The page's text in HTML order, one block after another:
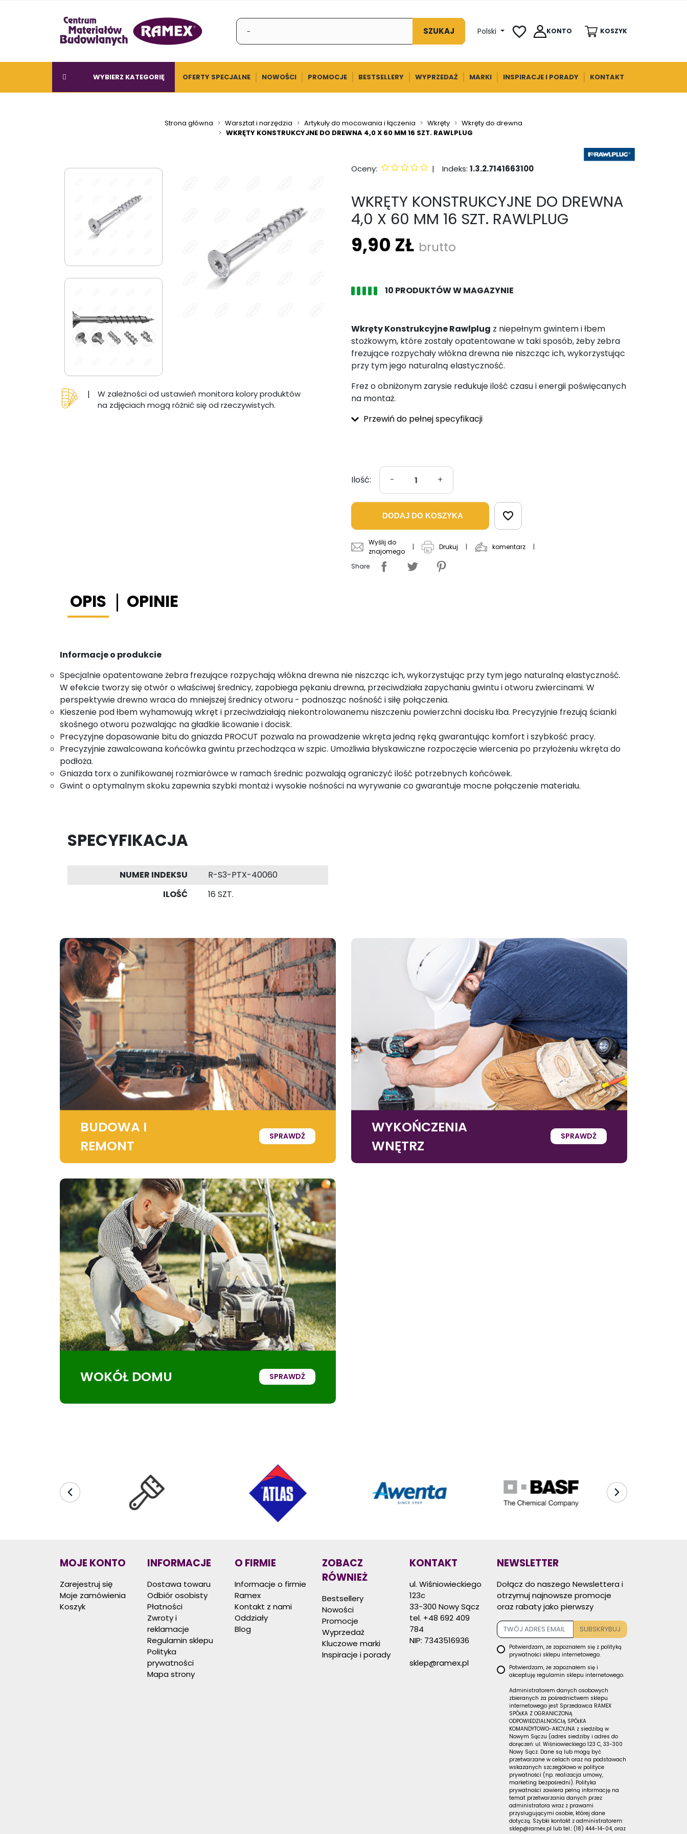
SZUKAJ Polski favorite_border KONTO KOSZYK
WYBIERZ KATEGORIĘ OFERTY SPECJALNE NOWOŚCI PROMOCJE BESTSELLERY WYPRZEDAŻ MARKI INSPIRACJE I PORADY KONTAKT
Strona główna Warsztat i narzędzia Artykuły do mocowania i łączenia Wkręty
Wkręty do drewna
WKRĘTY KONSTRUKCYJNE DO DREWNA 4,0 X 60 MM 16 SZT. RAWLPLUG
|
W zależności od ustawień monitora kolory produktów
na zdjęciach mogą różnić się od rzeczywistych.
Oceny: | Indeks: 1.3.2.7141663100
WKRĘTY KONSTRUKCYJNE DO DREWNA
4,0 X 60 MM 16 SZT. RAWLPLUG
9,90 ZŁ brutto
10 PRODUKTÓW W MAGAZYNIE
Wkręty Konstrukcyjne Rawlplug z niepełnym gwintem i łbem
stożkowym, które zostały opatentowane w taki sposób, żeby żebra
frezujące rozpychały włókna drewna nie niszcząc ich, wykorzystując
przy tym jego naturalną elastyczność.
Frez o obniżonym zarysie redukuje ilość czasu i energii poświęcanych
na montaż.
Przewiń do pełnej specyfikacji
Ilość: - +
DODAJ DO KOSZYKA favorite_border
Wyślij do
znajomego
| Drukuj | komentarz |
Share
OPIS OPINIE
Informacje o produkcie
Specjalnie opatentowane żebra frezujące rozpychają włókna drewna nie niszcząc ich, wykorzystując przy tym jego naturalną elastyczność.
W efekcie tworzy się otwór o właściwej średnicy, zapobiega pękaniu drewna, przeciwdziała zapychaniu gwintu i otworu zwiercinami. W
perspektywie drewno wraca do mniejszej średnicy otworu - podnosząc nośność i siłę połączenia.
Kieszenie pod łbem wyhamowują wkręt i przeciwdziałają niekontrolowanemu niszczeniu powierzchni docisku łba. Precyzyjnie frezują ścianki
skośnego otworu pozwalając na gładkie licowanie i docisk.
Precyzyjne dopasowanie bitu do gniazda PROCUT pozwala na prowadzenie wkręta jedną ręką gwarantując komfort i szybkość pracy.
Precyzyjnie zawalcowana końcówka gwintu przechodząca w szpic. Umożliwia błyskawiczne rozpoczęcie wiercenia po przyłożeniu wkręta do
podłoża.
Gniazda torx o zunifikowanej rozmiarówce w ramach średnic pozwalają ograniczyć ilość potrzebnych końcówek.
Gwint o optymalnym skoku zapewnia szybki montaż i wysokie nośności na wyrywanie co gwarantuje mocne połączenie materiału.
SPECYFIKACJA
NUMER INDEKSU
R-S3-PTX-40060
ILOŚĆ
16 SZT.
BUDOWA I
REMONT
SPRAWDŹ
WYKOŃCZENIA
WNĘTRZ
SPRAWDŹ
WOKÓŁ DOMU SPRAWDŹ
MOJE KONTO
Zarejestruj się
Moje zamówienia
Koszyk
INFORMACJE
Dostawa towaru
Odbiór osobisty
Płatności
Zwroty i
reklamacje
Regulamin sklepu
Polityka
prywatności
Mapa strony
O FIRMIE
Informacje o firmie
Ramex
Kontakt z nami
Oddziały
Blog
ZOBACZ
RÓWNIEŻ
Bestsellery
Nowości
Promocje
Wyprzedaż
Kluczowe marki
Inspiracje i porady
KONTAKT
ul. Wiśniowieckiego
123c
33-300 Nowy Sącz
tel. +48 692 409
784
NIP: 7343516936
sklep@ramex.pl
NEWSLETTER
Dołącz do naszego Newslettera i
otrzymuj najnowsze promocje
oraz rabaty jako pierwszy
SUBSKRYBUJ
Potwierdzam, że zapoznałem się z polityką
prywatności sklepu internetowego.
Potwierdzam, że zapoznałem się i
akceptuję regulamin sklepu internetowego.
Administratorem danych osobowych
zbieranych za pośrednictwem sklepu
internetowego jest Sprzedawca RAMEX
SPÓŁKA Z OGRANICZONĄ
ODPOWIEDZIALNOŚCIĄ SPÓŁKA
KOMANDYTOWO-AKCYJNA z siedzibą w
Nowym Sączu (adres siedziby i adres do
doręczeń: ul. Wiśniowieckiego 123 C, 33-300
Nowy Sącz. Dane są lub mogą być
przetwarzane w celach oraz na podstawach
wskazanych szczegółowo w polityce
prywatności (np. realizacja umowy,
marketing bezpośredni). Polityka
prywatności zawiera pełną informację na
temat przetwarzania danych przez
administratora wraz z prawami
przysługującymi osobie, której dane
dotyczą. Szybki kontakt z administratorem:
sklep@ramex.pl lub tel.: (18) 444-14-04, oraz